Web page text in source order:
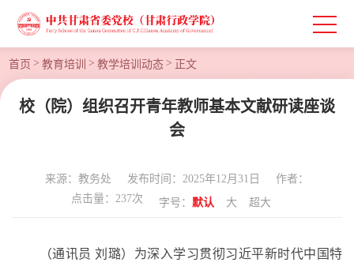
首页 > 教育培训 > 教学培训动态 > 正文
校（院）组织召开青年教师基本文献研读座谈
会
来源：教务处 发布时间：2025年12月31日
作者：
点击量： 237次 字号： 默认 大 超大
（通讯员 刘璐）为深入学习贯彻习近平新时代中国特